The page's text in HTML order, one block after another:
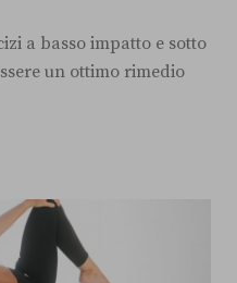
a basso impatto e sotto
un ottimo rimedio